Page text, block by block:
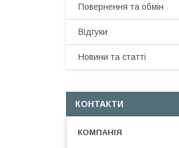
Повернення та обмін
Відгуки
Новини та статті
КОНТАКТИ